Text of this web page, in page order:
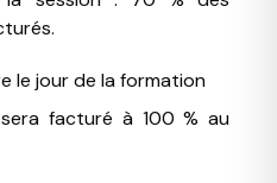
le jour de la formation
facturé à 100 % au